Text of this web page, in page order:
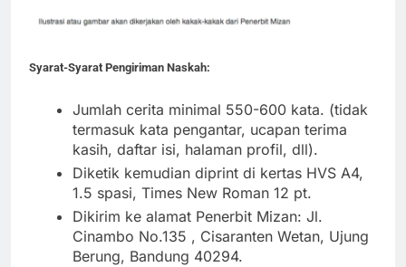
Syarat-Syarat Pengiriman Naskah:
Jumlah cerita minimal 550-600 kata. (tidak
termasuk kata pengantar, ucapan terima
kasih, daftar isi, halaman profil, dll).
Diketik kemudian diprint di kertas HVS A4,
1.5 spasi, Times New Roman 12 pt.
Dikirim ke alamat Penerbit Mizan: Jl.
Cinambo No.135 , Cisaranten Wetan, Ujung
Berung, Bandung 40294.